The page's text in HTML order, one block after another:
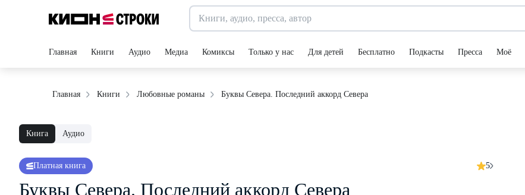
Главная Книги Аудио Медиа Комиксы Только у нас Для детей Бесплатно Подкасты Пресса Моё
Главная Книги Любовные романы Буквы Севера. Последний аккорд Севера
Книга Аудио
Платная книга 5
Буквы Севера. Последний аккорд Севера